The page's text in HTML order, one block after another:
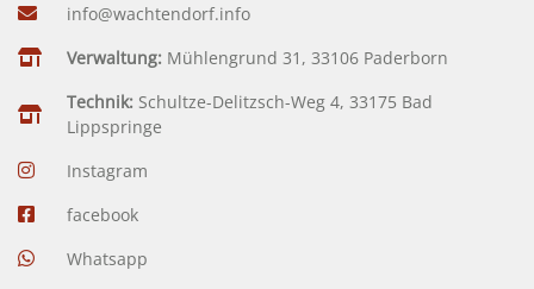
info@wachtendorf.info
Verwaltung: Mühlengrund 31, 33106 Paderborn
Technik: Schultze-Delitzsch-Weg 4, 33175 Bad
Lippspringe
Instagram
facebook
Whatsapp